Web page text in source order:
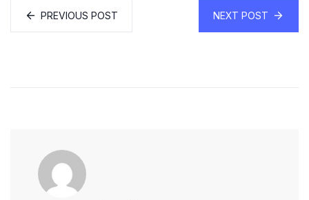
PREVIOUS POST NEXT POST